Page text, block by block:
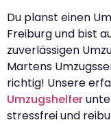
Du planst einen
Freiburg und bist
zuverlässigen
Martens
richtig! Unsere
Umzugshelfer
stressfrei und